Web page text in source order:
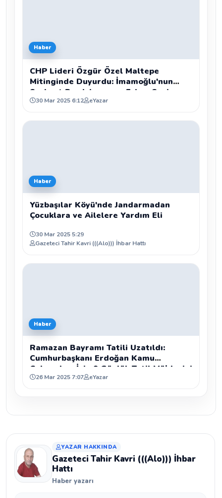
Haber
CHP Lideri Özgür Özel Maltepe
Mitinginde Duyurdu: İmamoğlu'nun
Serbest Bırakılması ve Erken Seçim
İçin İmza Kampanyası Başlatılıyor
30 Mar 2025 6:12 eYazar
Haber
Yüzbaşılar Köyü'nde Jandarmadan
Çocuklara ve Ailelere Yardım Eli
30 Mar 2025 5:29
Gazeteci Tahir Kavri (((Alo))) İhbar Hattı
Haber
Ramazan Bayramı Tatili Uzatıldı:
Cumhurbaşkanı Erdoğan Kamu
Çalışanları İçin 9 Günlük Tatil Müjdesini
Verdi
26 Mar 2025 7:07 eYazar
YAZAR HAKKINDA
Gazeteci Tahir Kavri (((Alo))) İhbar
Hattı
Haber yazarı